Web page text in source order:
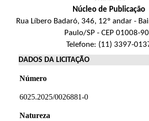
Núcleo de Publicação
Rua Líbero Badaró, 346, 12º andar -
Paulo/SP - CEP 01008-
Telefone: (11) 3397-
DADOS DA LICITAÇÃO
Número
6025.2025/0026881-0
Natureza